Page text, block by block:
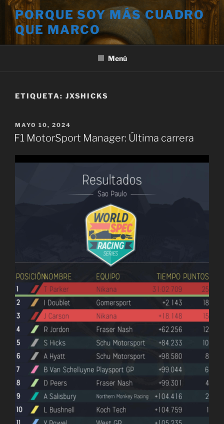
Saltar
contenido
PORQUE SOY MÁS CUADRO
QUE MARCO
Menú
ETIQUETA: JXSHICKS
PUBLICADO
EL
MAYO 10, 2024
F1 MotorSport Manager: Última carrera